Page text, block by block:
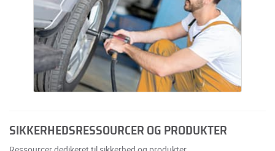
SIKKERHEDSRESSOURCER OG PRODUKTER